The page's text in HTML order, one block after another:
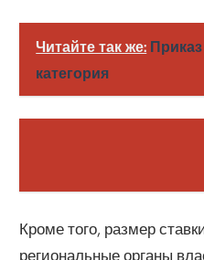
Читайте так же:
категория
Кроме того, размер
региональные органы